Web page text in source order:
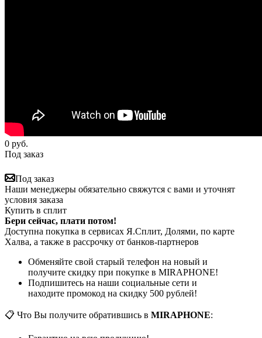
0 руб.
Под заказ
Под заказ
Наши менеджеры обязательно свяжутся с вами и уточнят
условия заказа
Купить в сплит
Бери сейчас, плати потом!
Доступна покупка в сервисах Я.Сплит, Долями, по карте
Халва, а также в рассрочку от банков-партнеров
Обменяйте свой старый телефон на новый и
получите скидку при покупке в MIRAPHONE!
Подпишитесь на наши социальные сети и
находите промокод на скидку 500 рублей!
📋 Что Вы получите обратившись в MIRAPHONE: